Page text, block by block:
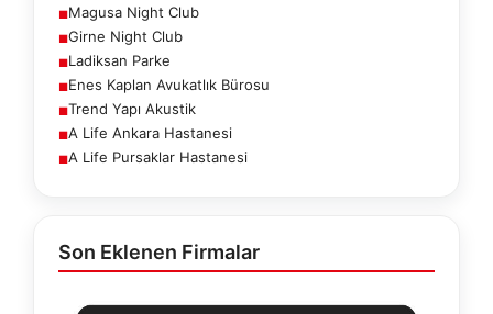
■Magusa Night Club
■Girne Night Club
■Ladiksan Parke
■Enes Kaplan Avukatlık Bürosu
■Trend Yapı Akustik
■A Life Ankara Hastanesi
■A Life Pursaklar Hastanesi
Son Eklenen Firmalar